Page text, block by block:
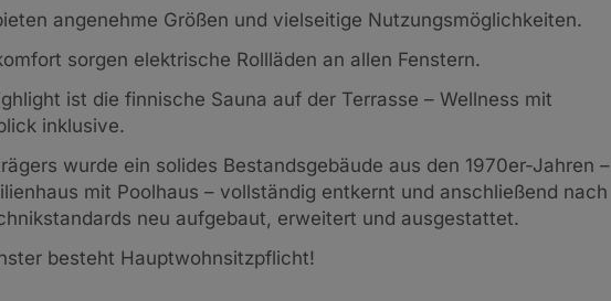
angenehme Größen und vielseitige Nutzungsmöglichkeiten.
sorgen elektrische Rollläden an allen Fenstern.
ist die finnische Sauna auf der Terrasse – Wellness mit
inklusive.
wurde ein solides Bestandsgebäude aus den 1970er-Jahren –
mit Poolhaus – vollständig entkernt und anschließend nach
neu aufgebaut, erweitert und ausgestattet.
besteht Hauptwohnsitzpflicht!